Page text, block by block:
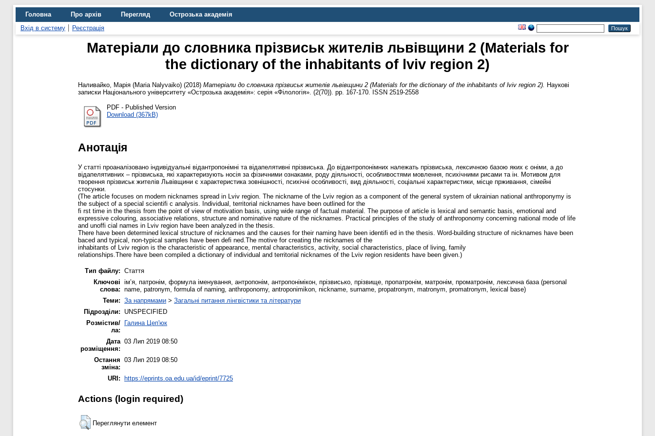
Головна Про архів Перегляд
Острозька академія
Вхід в систему
Реєстрація
Матеріали до словника прізвиськ жителів львівщини 2 (Materials for
the dictionary of the inhabitants of lviv region 2)
Наливайко, Марія (Maria Nalyvaiko) (2018) Матеріали до словника прізвиськ жителів львівщини 2 (Materials for the dictionary of the inhabitants of lviv region 2).
Наукові
записки Національного університету «Острозька академія»: серія «Філологія». (2(70)). pp. 167-170. ISSN 2519-2558
PDF - Published Version
Download (367kB)
Анотація
У статті проаналізовано індивідуальні відантропонімні та відапелятивні прізвиська. До відантропонімних належать прізвиська, лексичною базою яких є оніми, а до
відапелятивних – прізвиська, які характеризують носія за фізичними ознаками, роду діяльності, особливостями мовлення, психічними рисами та ін. Мотивом для
творення прізвиськ жителів Львівщини є характеристика зовнішності, психічні особливості, вид діяльності, соціальні характеристики, місце прживання, сімейні
стосунки.
(The article focuses on modern nicknames spread in Lviv region. The nickname of the Lviv region as a component of the general system of ukrainian national anthroponymy is
the subject of a special scientifi c analysis. Individual, territorial nicknames have been outlined for the
fi rst time in the thesis from the point of view of motivation basis, using wide range of factual material. The purpose of article is lexical and semantic basis, emotional and
expressive colouring, associative relations, structure and nominative nature of the nicknames. Practical principles of the study of anthroponomy concerning national mode of life
and unoffi cial names in Lviv region have been analyzed in the thesis.
There have been determined lexical structure of nicknames and the causes for their naming have been identifi ed in the thesis. Word-building structure of nicknames have been
baced and typical, non-typical samples have been defi ned.The motive for creating the nicknames of the
inhabitants of Lviv region is the characteristic of appearance, mental characteristics, activity, social characteristics, place of living, family
relationships.There have been compiled a dictionary of individual and territorial nicknames of the Lviv region residents have been given.)
Тип файлу: Стаття
Ключові
слова:
ім’я, патронім, формула іменування, антропонім, антропонімікон, прізвисько, прізвище, пропатронім, матронім, проматронім, лексична база (personal
name, patronym, formula of naming, anthroponomy, antroponimikon, nickname, surname, propatronym, matronym, promatronym, lexical base)
Теми: За напрямами > Загальні питання лінгвістики та літератури
Підрозділи:
UNSPECIFIED
Розмістив/
ла:
Галина Цеп'юк
Дата
розміщення:
03 Лип 2019 08:50
Остання
зміна:
03 Лип 2019 08:50
URI: https://eprints.oa.edu.ua/id/eprint/7725
Actions (login required)
Переглянути елемент